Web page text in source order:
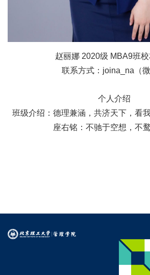
赵丽娜 2020级 MBA9班
联系方式：joina_na（微
个人介绍
班级介绍：德理兼涵，共济天下，看
座右铭：不驰于空想，不